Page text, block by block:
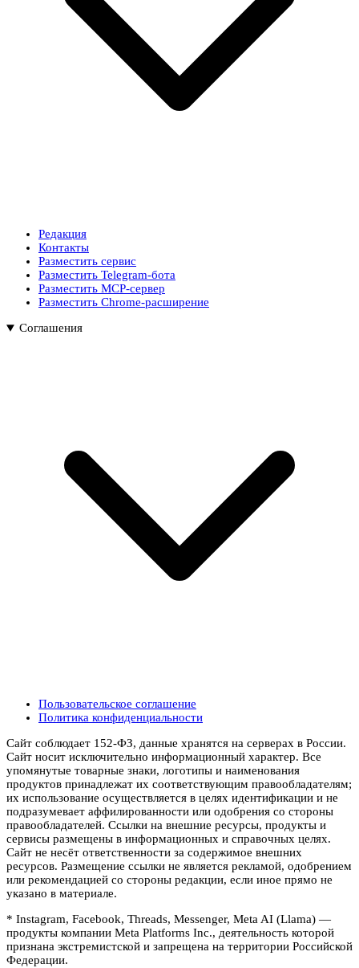
Редакция
Контакты
Разместить сервис
Разместить Telegram-бота
Разместить MCP-сервер
Разместить Chrome-расширение
Соглашения
Пользовательское соглашение
Политика конфиденциальности
Сайт соблюдает 152-ФЗ, данные хранятся на серверах в России.
Сайт носит исключительно информационный характер. Все
упомянутые товарные знаки, логотипы и наименования
продуктов принадлежат их соответствующим правообладателям;
их использование осуществляется в целях идентификации и не
подразумевает аффилированности или одобрения со стороны
правообладателей. Ссылки на внешние ресурсы, продукты и
сервисы размещены в информационных и справочных целях.
Сайт не несёт ответственности за содержимое внешних
ресурсов. Размещение ссылки не является рекламой, одобрением
или рекомендацией со стороны редакции, если иное прямо не
указано в материале.
* Instagram, Facebook, Threads, Messenger, Meta AI (Llama) —
продукты компании Meta Platforms Inc., деятельность которой
признана экстремистской и запрещена на территории Российской
Федерации.